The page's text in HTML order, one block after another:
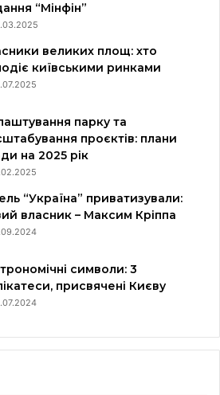
“Мінфін”
великих площ: хто
київськими ринками
парку та
проєктів: плани
на 2025 рік
“Україна” приватизували:
власник – Максим Кріппа
символи: 3
присвячені Києву